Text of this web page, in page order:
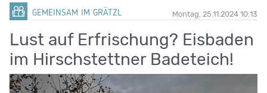
GEMEINSAM IM GRÄTZL Montag, 25.11.2024 10:13
Lust auf Erfrischung? Eisbaden
im Hirschstettner Badeteich!